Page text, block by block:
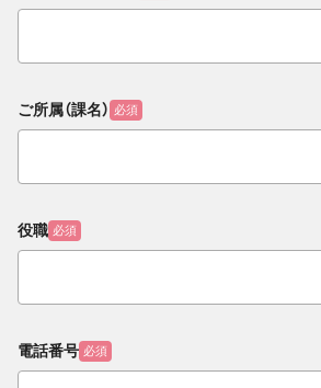
ご所属（課名） 必須
役職 必須
電話番号 必須